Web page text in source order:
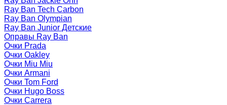
Ray Ban Tech Carbon
Ray Ban Olympian
Ray Ban Junior Детские
Оправы Ray Ban
Очки Prada
Очки Oakley
Очки Miu Miu
Очки Armani
Очки Tom Ford
Очки Hugo Boss
Очки Carrera